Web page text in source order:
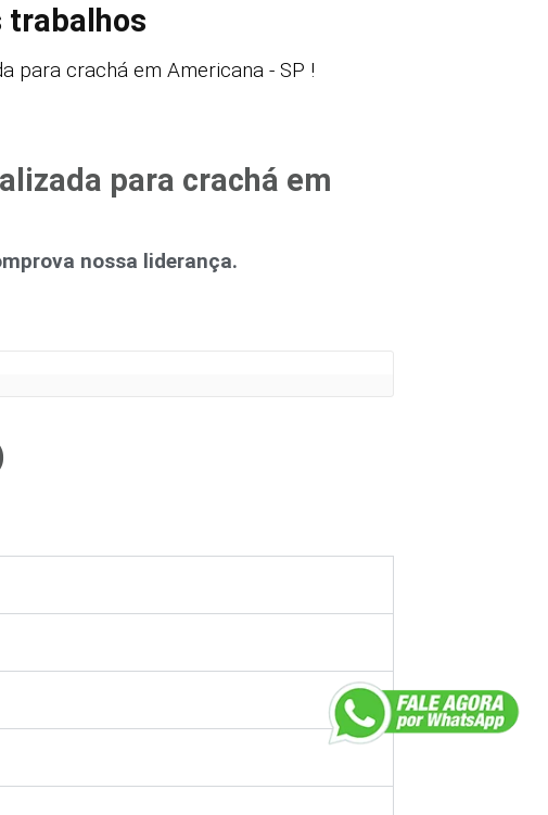
trabalhos
para crachá em Americana - SP !
para crachá em
nossa liderança.